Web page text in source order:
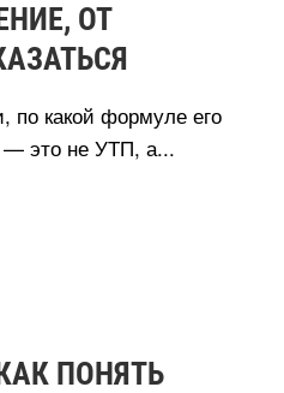
ОТ
по какой формуле его
— это не УТП, а...
ПОНЯТЬ